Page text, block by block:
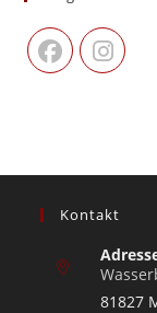
Kontakt
81827